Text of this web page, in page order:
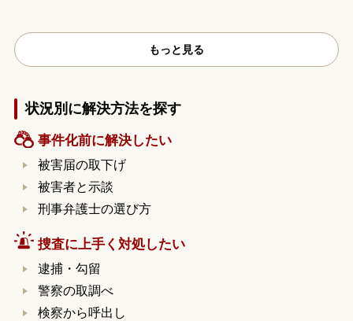
もっと見る
状況別に解決方法を探す
事件化前に解決したい
被害届の取下げ
被害者と示談
刑事弁護士の選び方
捜査に上手く対処したい
逮捕・勾留
警察の取調べ
検察から呼出し